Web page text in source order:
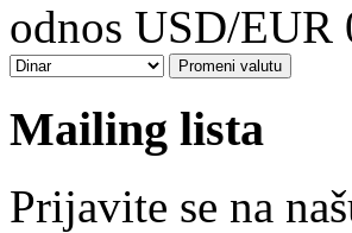
odnos USD/EUR
Mailing lista
Prijavite se na